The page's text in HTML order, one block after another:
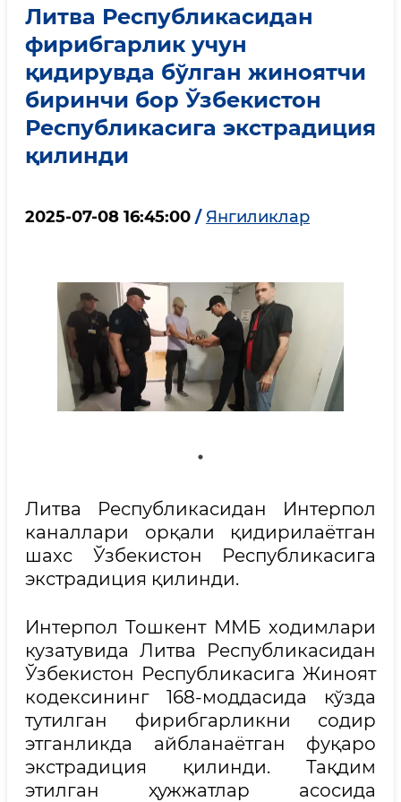
Литва Республикасидан
фирибгарлик учун
қидирувда бўлган жиноятчи
биринчи бор Ўзбекистон
Республикасига экстрадиция
қилинди
2025-07-08 16:45:00 / Янгиликлар
Литва Республикасидан Интерпол
каналлари орқали қидирилаётган
шахс Ўзбекистон Республикасига
экстрадиция қилинди.
Интерпол Тошкент ММБ ходимлари
кузатувида Литва Республикасидан
Ўзбекистон Республикасига Жиноят
кодексининг 168-моддасида кўзда
тутилган фирибгарликни содир
этганликда айбланаётган фуқаро
экстрадиция қилинди. Тақдим
этилган ҳужжатлар асосида